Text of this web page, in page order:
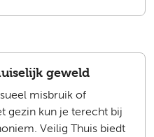
geweld
misbruik of
gezin kun je terecht bij
Veilig Thuis biedt